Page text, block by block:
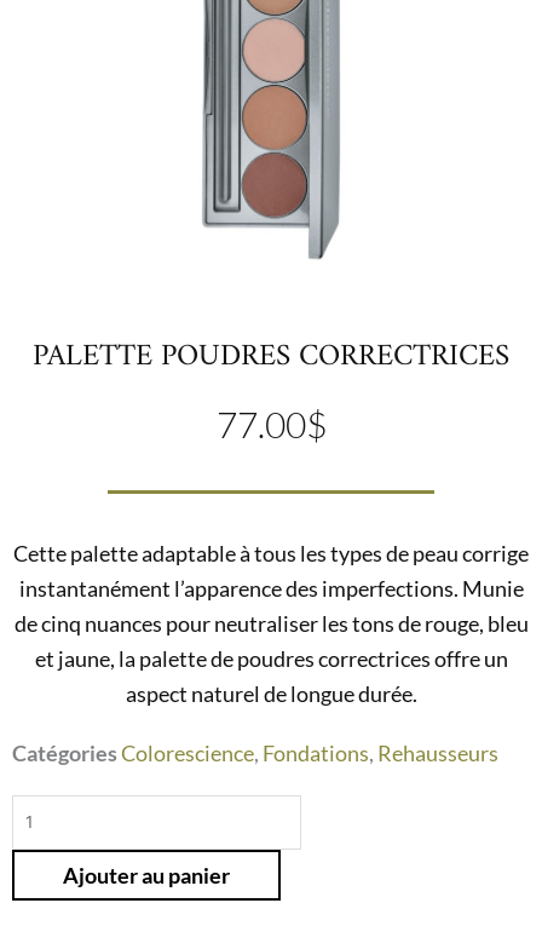
PALETTE POUDRES CORRECTRICES
77.00$
Cette palette adaptable à tous les types de peau corrige
instantanément l’apparence des imperfections. Munie
de cinq nuances pour neutraliser les tons de rouge, bleu
et jaune, la palette de poudres correctrices offre un
aspect naturel de longue durée.
CatégoriesColorescience, Fondations, Rehausseurs
quantité
de
PaletteAjouter au panier